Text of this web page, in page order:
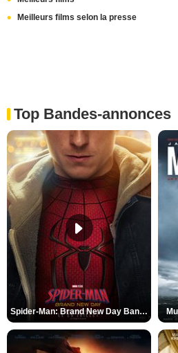
Meilleurs films selon la presse
Top Bandes-annonces
Spider-Man: Brand New Day Bande-annonce VO STFR